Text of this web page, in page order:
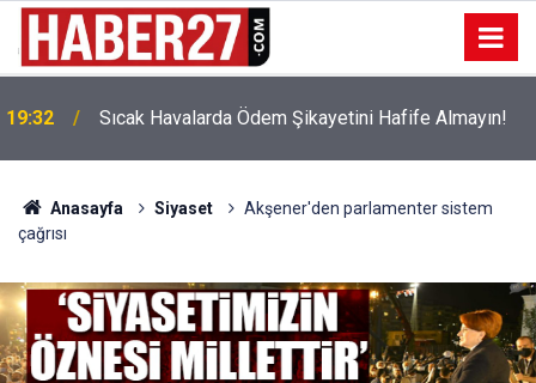
19:32 Sıcak Havalarda Ödem Şikayetini Hafife Almayın!
Anasayfa Siyaset
Akşener'den parlamenter sistem
çağrısı